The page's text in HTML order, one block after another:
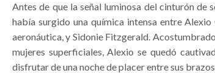
Antes de que la señal luminosa del cinturón de
había surgido una química intensa entre
aeronáutica, y Sidonie Fitzgerald.
mujeres superficiales, Alexio se quedó
disfrutar de una noche de placer entre sus